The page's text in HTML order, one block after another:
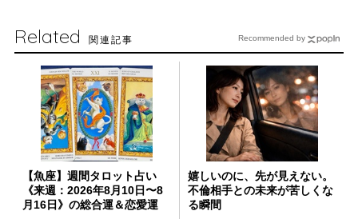
Related 関連記事
【魚座】週間タロット占い
《来週：2026年8月10日〜8
月16日》の総合運＆恋愛運
嬉しいのに、先が見えない。
不倫相手との未来が苦しくな
る瞬間
Recommended by